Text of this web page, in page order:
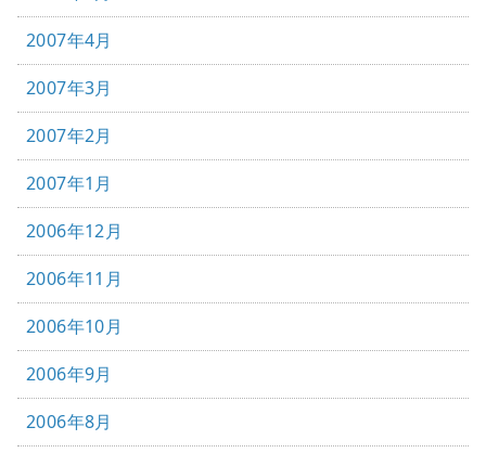
2007年4月
2007年3月
2007年2月
2007年1月
2006年12月
2006年11月
2006年10月
2006年9月
2006年8月